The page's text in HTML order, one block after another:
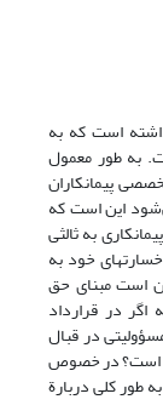
است که به
است. به طور معمول
پیمانکاران
این است که
به ثالثی
خود به
است مبنای حق
در قرارداد
در قبال
است؟ در خصوص
طور کلی دربارة